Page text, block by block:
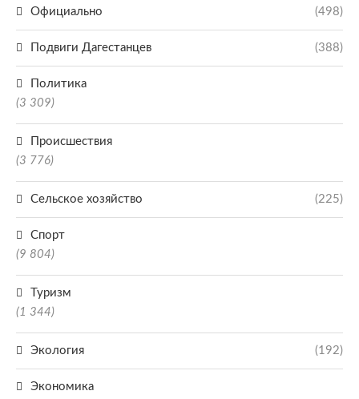
Официально (498)
Подвиги Дагестанцев (388)
Политика
(3 309)
Происшествия
(3 776)
Сельское хозяйство (225)
Спорт
(9 804)
Туризм
(1 344)
Экология (192)
Экономика